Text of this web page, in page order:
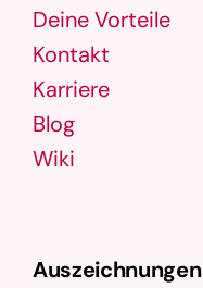
Deine Vorteile
Kontakt
Karriere
Blog
Wiki
Auszeichnungen